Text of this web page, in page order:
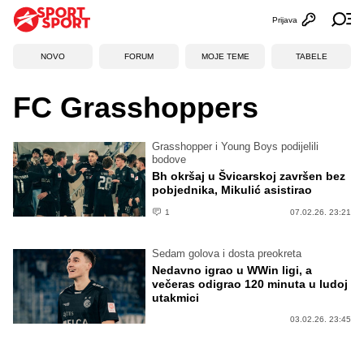
Otvori
Prijava
NOVO FORUM MOJE TEME TABELE
FC Grasshoppers
Grasshopper i Young Boys podijelili
bodove
Bh okršaj u Švicarskoj završen bez
pobjednika, Mikulić asistirao
1 07.02.26. 23:21
Sedam golova i dosta preokreta
Nedavno igrao u WWin ligi, a
večeras odigrao 120 minuta u ludoj
utakmici
03.02.26. 23:45